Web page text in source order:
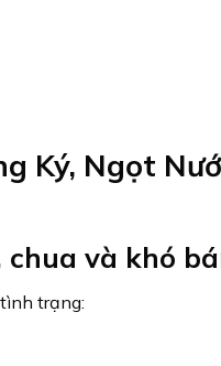
Ký, Ngọt
và khó
trạng: